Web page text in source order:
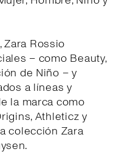
Rossio
– como Beauty,
de Niño – y
a líneas y
la marca como
Athleticz y
colección Zara